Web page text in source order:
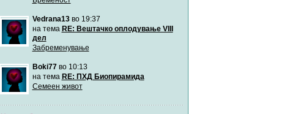
Vedrana13во 19:37
на тема RE: Вештачко оплодување VIII
дел
Забременување
Boki77во 10:13
на тема RE: ПХД Биопирамида
Семеен живот